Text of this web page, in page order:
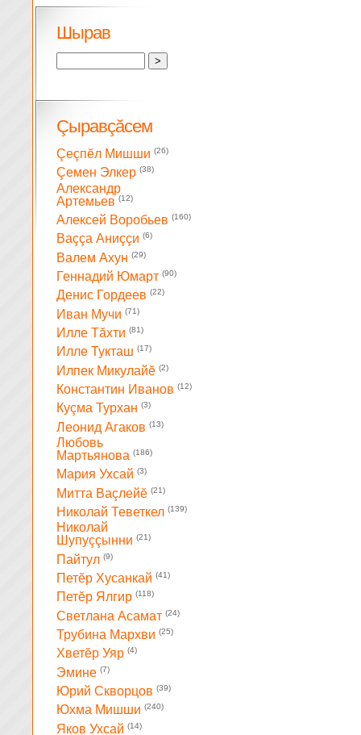
Шырав
Çыравçăсем
Çеçпĕл Мишши (26)
Çемен Элкер (38)
Александр
Артемьев (12)
Алексей Воробьев (160)
Ваççа Аниççи (6)
Валем Ахун (29)
Геннадий Юмарт (90)
Денис Гордеев (22)
Иван Мучи (71)
Илле Тăхти (81)
Илле Тукташ (17)
Илпек Микулайĕ (2)
Константин Иванов (12)
Куçма Турхан (3)
Леонид Агаков (13)
Любовь
Мартьянова (186)
Мария Ухсай (3)
Митта Ваçлейĕ (21)
Николай Теветкел (139)
Николай
Шупуççынни (21)
Пайтул (9)
Петĕр Хусанкай (41)
Петĕр Ялгир (118)
Светлана Асамат (24)
Трубина Мархви (25)
Хветĕр Уяр (4)
Эмине (7)
Юрий Скворцов (39)
Юхма Мишши (240)
Яков Ухсай (14)